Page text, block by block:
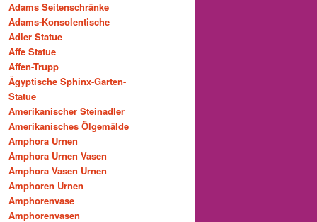
Adams Seitenschränke
Adams-Konsolentische
Adler Statue
Affe Statue
Affen-Trupp
Ägyptische Sphinx-Garten-
Statue
Amerikanischer Steinadler
Amerikanisches Ölgemälde
Amphora Urnen
Amphora Urnen Vasen
Amphora Vasen Urnen
Amphoren Urnen
Amphorenvase
Amphorenvasen